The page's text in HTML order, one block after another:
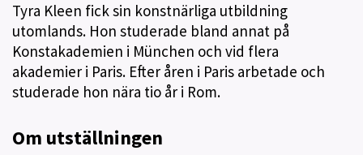
Tyra Kleen fick sin konstnärliga utbildning
utomlands. Hon studerade bland annat på
Konstakademien i München och vid flera
akademier i Paris. Efter åren i Paris arbetade och
studerade hon nära tio år i Rom.
Om utställningen